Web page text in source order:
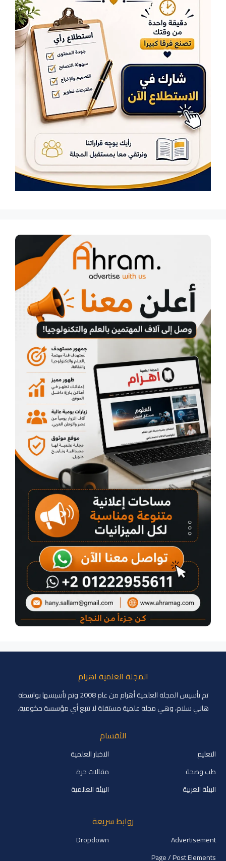
المجلة العلمية اهرام
تم تأسيس المجلة العلمية أهرام من عام 2008 وتم تأسيسها بواسطة
هاني سلام، وهي مجلة علمية مستقلة لا تتبع أي مؤسسة حكومية.
الأقسام
التعليم
الاخبار العلمية
طب وصحة
مقالات حرة
البيئة العربية
البيئة العالمية
روابط سريعة
Advertisement
Dropdown
Page / Post Elements